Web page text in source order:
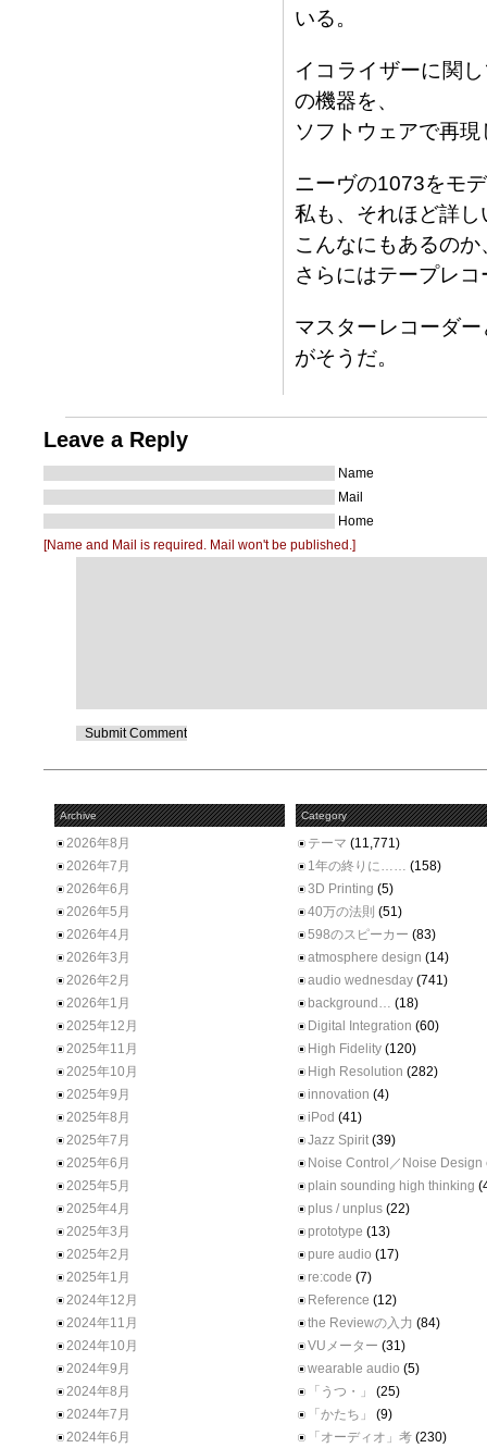
いる。
イコライザーに関
の機器を、
ソフトウェアで再
ニーヴの1073をモ
私も、それほど詳
こんなにもあるの
さらにはテープレ
マスターレコーダ
がそうだ。
Leave a Reply
Name
Mail
Home
[Name and Mail is required. Mail won't be published.]
Archive
2026年8月
2026年7月
2026年6月
2026年5月
2026年4月
2026年3月
2026年2月
2026年1月
2025年12月
2025年11月
2025年10月
2025年9月
2025年8月
2025年7月
2025年6月
2025年5月
2025年4月
2025年3月
2025年2月
2025年1月
2024年12月
2024年11月
2024年10月
2024年9月
2024年8月
2024年7月
2024年6月
Category
テーマ (11,771)
1年の終りに…… (158)
3D Printing (5)
40万の法則 (51)
598のスピーカー (83)
atmosphere design (14)
audio wednesday (741)
background… (18)
Digital Integration (60)
High Fidelity (120)
High Resolution (282)
innovation (4)
iPod (41)
Jazz Spirit (39)
Noise Control／Noise Design
plain sounding high thinking
plus / unplus (22)
prototype (13)
pure audio (17)
re:code (7)
Reference (12)
the Reviewの入力 (84)
VUメーター (31)
wearable audio (5)
「うつ・」
(25)
「かたち」
(9)
「オーディオ」考 (230)